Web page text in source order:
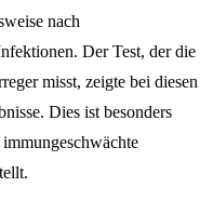
nach
Der Test, der die
misst, zeigte bei diesen
Dies ist besonders